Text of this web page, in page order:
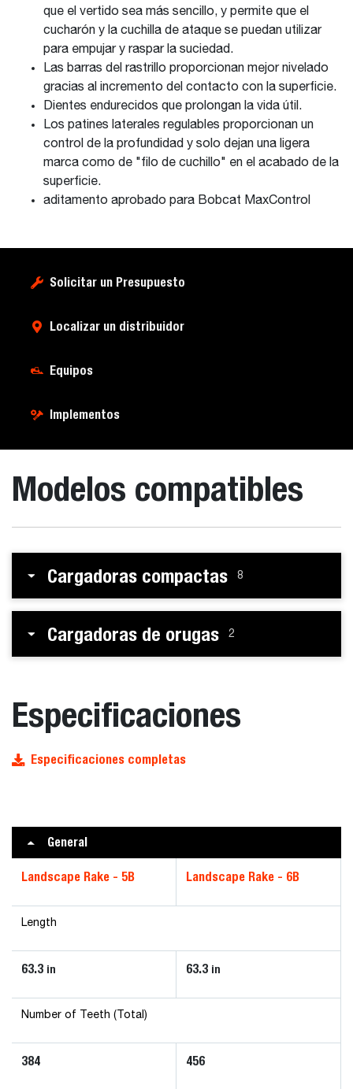
que el vertido sea más sencillo, y permite que el
cucharón y la cuchilla de ataque se puedan utilizar
para empujar y raspar la suciedad.
Las barras del rastrillo proporcionan mejor nivelado
gracias al incremento del contacto con la superficie.
Dientes endurecidos que prolongan la vida útil.
Los patines laterales regulables proporcionan un
control de la profundidad y solo dejan una ligera
marca como de "filo de cuchillo" en el acabado de la
superficie.
aditamento aprobado para Bobcat MaxControl
Solicitar un Presupuesto
Localizar un distribuidor
Equipos
Implementos
Modelos compatibles
Cargadoras compactas 8
Cargadoras de orugas 2
Especificaciones
Especificaciones completas
General
Landscape Rake - 5B Landscape Rake - 6B
Length
63.3 in 63.3 in
Number of Teeth (Total)
384 456